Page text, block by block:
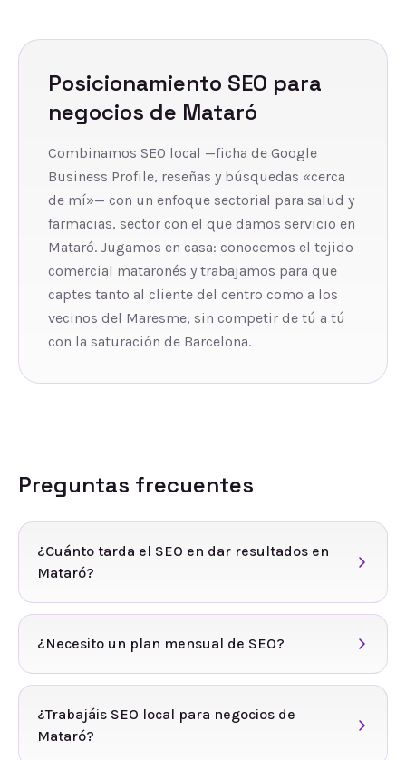
Posicionamiento SEO para
negocios de Mataró
Combinamos SEO local —ficha de Google
Business Profile, reseñas y búsquedas «cerca
de mí»— con un enfoque sectorial para salud y
farmacias, sector con el que damos servicio en
Mataró. Jugamos en casa: conocemos el tejido
comercial mataronés y trabajamos para que
captes tanto al cliente del centro como a los
vecinos del Maresme, sin competir de tú a tú
con la saturación de Barcelona.
Preguntas frecuentes
¿Cuánto tarda el SEO en dar resultados en
Mataró?
¿Necesito un plan mensual de SEO?
¿Trabajáis SEO local para negocios de
Mataró?